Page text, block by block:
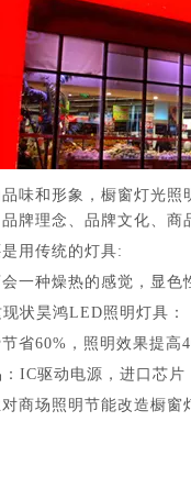
味和形象，橱窗灯光
牌理念、品牌文化、商
用传统的灯具:
一种燥热的感觉，显色
状昊鸿LED照明灯具：
省60%，照明效果提
IC驱动电源，进口芯片
商场照明节能改造橱窗